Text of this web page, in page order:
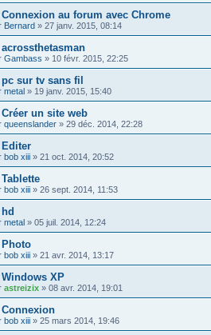
Connexion au forum avec Chrome
Bernard » 27 janv. 2015, 08:14
acrossthetasman
Gambass » 10 févr. 2015, 22:25
pc sur tv sans fil
metal » 19 janv. 2015, 15:40
Créer un site web
queenslander » 29 déc. 2014, 22:28
Editer
bob xiii » 21 oct. 2014, 20:52
Tablette
bob xiii » 26 sept. 2014, 11:53
hd
metal » 05 juil. 2014, 12:24
Photo
bob xiii » 21 avr. 2014, 13:17
Windows XP
astreizix » 08 avr. 2014, 19:01
Connexion
bob xiii » 25 mars 2014, 19:46